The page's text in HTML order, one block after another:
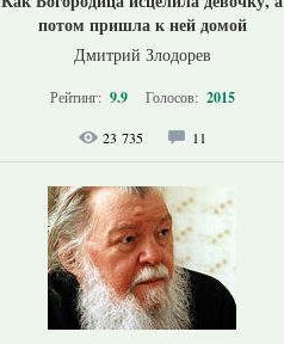
потом пришла к ней домой
Дмитрий Злодорев
Рейтинг: 9.9 Голосов: 2015
23 735 11